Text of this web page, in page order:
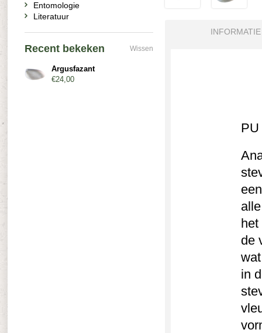
INFORMATIE
PU
het
de
in
Entomologie
Literatuur
Recent bekeken Wissen
Argusfazant
€24,00